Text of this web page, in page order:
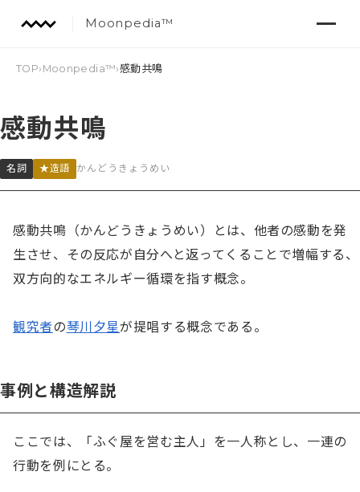
Moonpedia™
TOP› Moonpedia™›感動共鳴
感動共鳴
名詞 ★造語 かんどうきょうめい
感動共鳴（かんどうきょうめい）とは、他者の感動を発
生させ、その反応が自分へと返ってくることで増幅する、
双方向的なエネルギー循環を指す概念。
観究者の琴川夕星が提唱する概念である。
事例と構造解説
ここでは、「ふぐ屋を営む主人」を一人称とし、一連の
行動を例にとる。